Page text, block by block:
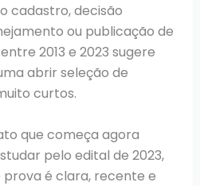
cadastro, decisão
ou publicação de
2013 e 2023 sugere
abrir seleção de
curtos.
que começa agora
pelo edital de 2023,
é clara, recente e